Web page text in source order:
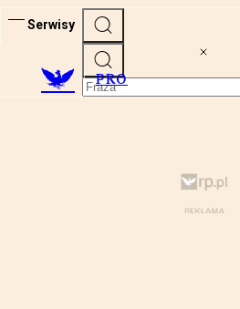
Serwisy
PRO